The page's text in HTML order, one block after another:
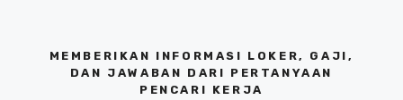
MEMBERIKAN INFORMASI LOKER, GAJI,
DAN JAWABAN DARI PERTANYAAN
PENCARI KERJA